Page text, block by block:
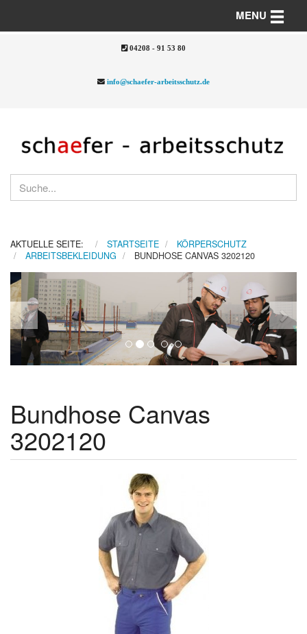
04208 - 91 53 80
info@schaefer-arbeitsschutz.de
MENU Toggle
AKTUELLE SEITE: STARTSEITE
KÖRPERSCHUTZ
ARBEITSBEKLEIDUNG
BUNDHOSE CANVAS 3202120
Previous
Bundhose Canvas
3202120